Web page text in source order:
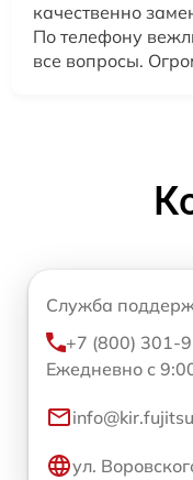
качественно
По телефону
все вопросы.
Служба
+7 (800) 301-
Ежедневно с
ул.